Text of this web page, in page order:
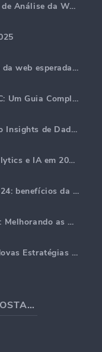
Principais 5 recursos do Software de Análise da Web em 2025
Principais 5 tendências de análise da web esperadas para dominar em 2025
Gerar Relatórios de Marketing PPC: Um Guia Completo
Análise da Web AI: Transformando Insights de Dados com Precisão
Principais tendências de Web Analytics e IA em 2024
Tendências de Email Marketing 2024: benefícios da hiper-personalização
Relatório de Análise de Marketing: Melhorando as Percepções de Negócios
Dados de Marketing AI Insights: Novas Estratégias de Negócios para 2024
TÓPICOS POPULARES DE POSTAGENS EM BLOG